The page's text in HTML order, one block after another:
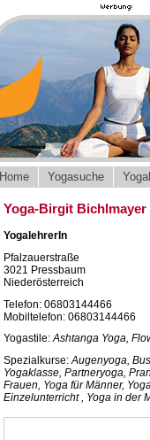
Home Yogasuche
Yoga-Birgit Bichlmayer
YogalehrerIn
Pfalzauerstraße
3021 Pressbaum
Niederösterreich
Telefon: 06803144466
Mobiltelefon: 06803144466
Yogastile:Ashtanga Yoga,
Spezialkurse:Augenyoga,
Yogaklasse, Partneryoga,
Frauen, Yoga für Männer,
Einzelunterricht , Yoga in der